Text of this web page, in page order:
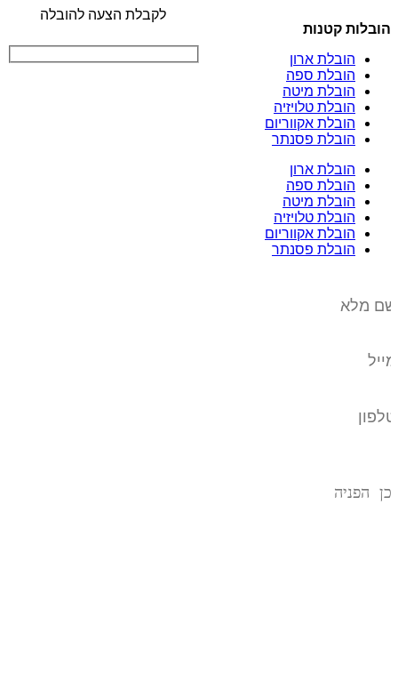
הובלות קטנות
הובלת ארון
הובלת ספה
הובלת מיטה
הובלת טלויזיה
הובלת אקווריום
הובלת פסנתר
הובלת ארון
הובלת ספה
הובלת מיטה
הובלת טלויזיה
הובלת אקווריום
הובלת פסנתר
לקבלת הצעה להובלה